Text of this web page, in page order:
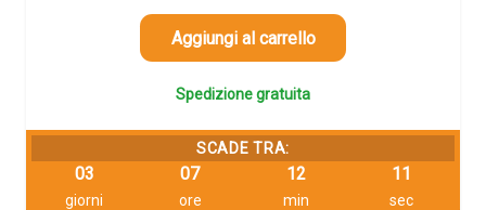
Aggiungi al carrello
Spedizione gratuita
SCADE TRA:
03
giorni
07
ore
12
min
11
sec